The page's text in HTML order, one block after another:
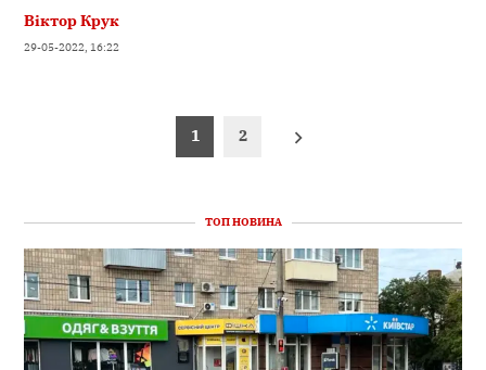
Віктор Крук
29-05-2022, 16:22
1 2
ТОП НОВИНА